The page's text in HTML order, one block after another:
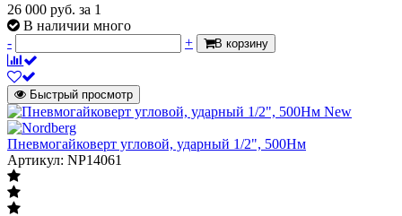
26 000 руб. за 1
В наличии много
-
+ В корзину
Быстрый просмотр
New
Пневмогайковерт угловой, ударный 1/2", 500Нм
Артикул: NP14061